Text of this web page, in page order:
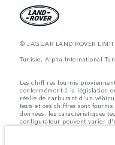
© JAGUAR LAND ROVER
Tunisie, Alpha International
Les chiff res fournis
conformément å la législation
réelle de carburant d'un
tests et ces chiffres sont
données, les caractéristiques
configurateur peuvent varier